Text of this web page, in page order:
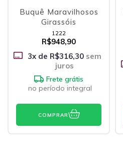
Buquê Maravilhosos
Girassóis
1222
R$948,90
3x de R$316,30sem
juros
Frete grátis
no período integral
COMPRAR